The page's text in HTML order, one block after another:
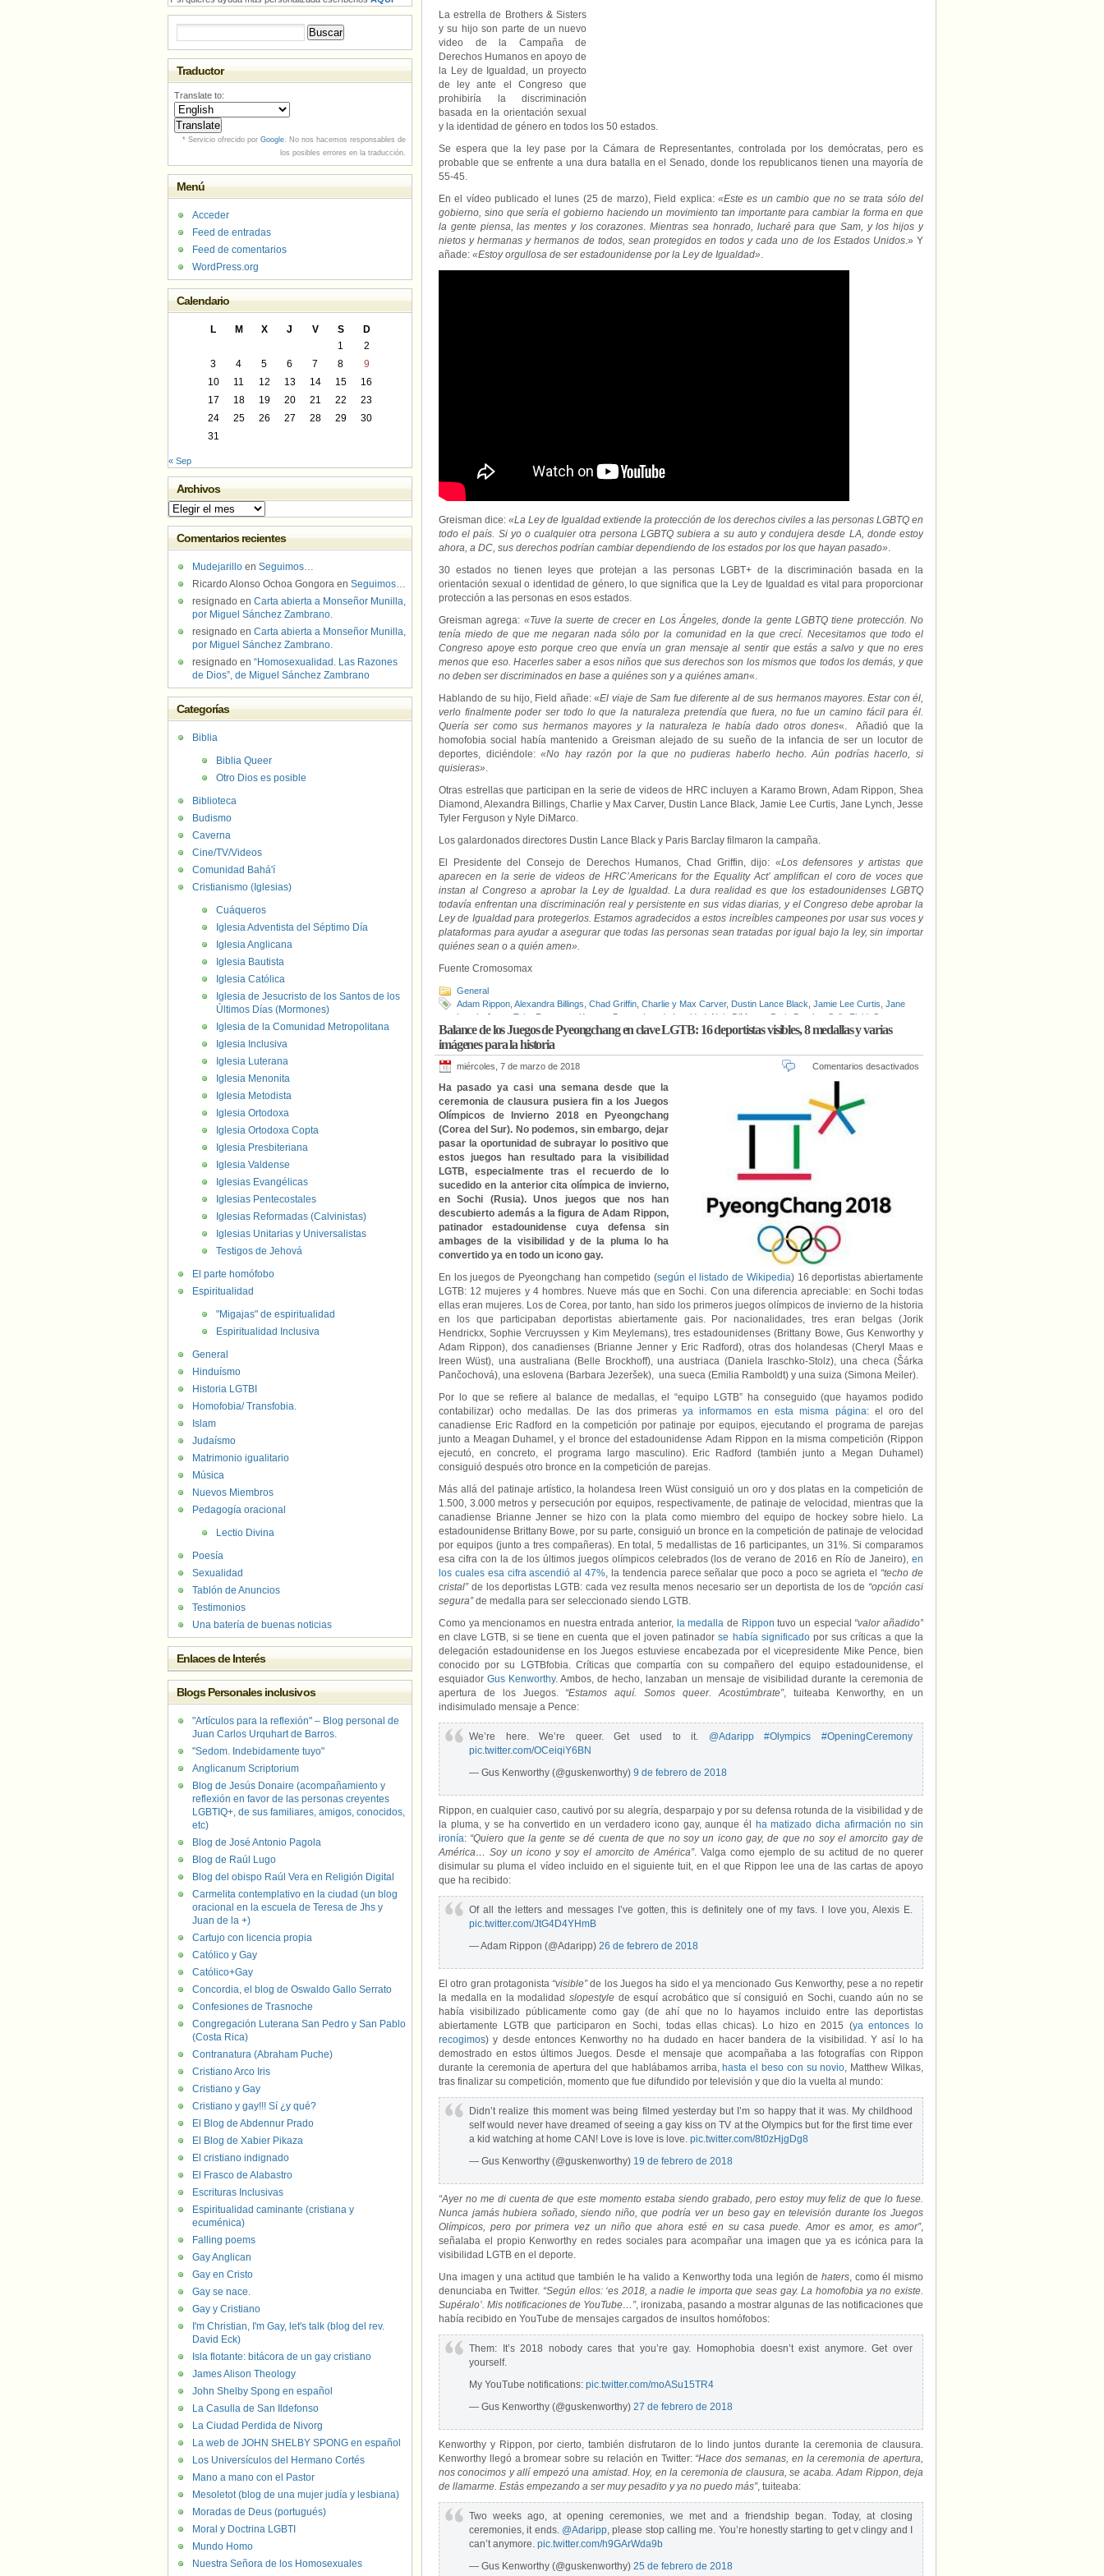
La estrella de Brothers & Sisters
y su hijo son parte de un nuevo
video de la Campaña de
Derechos Humanos en apoyo de
la Ley de Igualdad, un proyecto
de ley ante el Congreso que
prohibiría la discriminación
basada en la orientación sexual
y la identidad de género en todos los 50 estados.
Se espera que la ley pase por la Cámara de Representantes, controlada por los demócratas, pero es
probable que se enfrente a una dura batalla en el Senado, donde los republicanos tienen una mayoría de
55-45.
En el vídeo publicado el lunes (25 de marzo), Field explica: «Este es un cambio que no se trata sólo del
gobierno, sino que sería el gobierno haciendo un movimiento tan importante para cambiar la forma en que
la gente piensa, las mentes y los corazones.Mientras sea honrado, lucharé para que Sam, y los hijos y
nietos y hermanas y hermanos de todos, sean protegidos en todos y cada uno de los Estados Unidos.» Y
añade: «Estoy orgullosa de ser estadounidense por la Ley de Igualdad».
Greisman dice: «La Ley de Igualdad extiende la protección de los derechos civiles a las personas LGBTQ en
todo el país. Si yo o cualquier otra persona LGBTQ subiera a su auto y condujera desde LA, donde estoy
ahora, a DC, sus derechos podrían cambiar dependiendo de los estados por los que hayan pasado».
30 estados no tienen leyes que protejan a las personas LGBT+ de la discriminación basada en la
orientación sexual o identidad de género, lo que significa que la Ley de Igualdad es vital para proporcionar
protección a las personas en esos estados.
Greisman agrega: «Tuve la suerte de crecer en Los Ángeles, donde la gente LGBTQ tiene protección. No
tenía miedo de que me negaran nada sólo por la comunidad en la que crecí. Necesitamos que todo el
Congreso apoye esto porque creo que envía un gran mensaje al sentir que estás a salvo y que no eres
menos que eso. Hacerles saber a esos niños que sus derechos son los mismos que todos los demás, y que
no deben ser discriminados en base a quiénes son y a quiénes aman«.
Hablando de su hijo, Field añade: «El viaje de Sam fue diferente al de sus hermanos mayores.Estar con él,
verlo finalmente poder ser todo lo que la naturaleza pretendía que fuera, no fue un camino fácil para él.
Quería ser como sus hermanos mayores y la naturaleza le había dado otros dones«. Añadió que la
homofobia social había mantenido a Greisman alejado de su sueño de la infancia de ser un locutor de
deportes, diciéndole:«No hay razón por la que no pudieras haberlo hecho. Aún podrías hacerlo, si
quisieras».
Otras estrellas que participan en la serie de videos de HRC incluyen a Karamo Brown, Adam Rippon, Shea
Diamond, Alexandra Billings, Charlie y Max Carver, Dustin Lance Black, Jamie Lee Curtis, Jane Lynch, Jesse
Tyler Ferguson y Nyle DiMarco.
Los galardonados directores Dustin Lance Black y Paris Barclay filmaron la campaña.
El Presidente del Consejo de Derechos Humanos, Chad Griffin, dijo: «Los defensores y artistas que
aparecen en la serie de videos de HRC’Americans for the Equality Act’ amplifican el coro de voces que
instan al Congreso a aprobar la Ley de Igualdad. La dura realidad es que los estadounidenses LGBTQ
todavía enfrentan una discriminación real y persistente en sus vidas diarias, y el Congreso debe aprobar la
Ley de Igualdad para protegerlos. Estamos agradecidos a estos increíbles campeones por usar sus voces y
plataformas para ayudar a asegurar que todas las personas sean tratadas por igual bajo la ley, sin importar
quiénes sean o a quién amen».
Fuente Cromosomax
General
Adam Rippon Alexandra Billings Chad Griffin Charlie y Max Carver, Dustin Lance Black Jamie Lee Curtis Jane
Lynch
Jesse Tyler Ferguson Karamo Brown Ley de Igualdad Nyle DiMarco Paris Barclay Sally Field Sam
Greisman,Shea Diamond
Balance de los Juegos de Pyeongchang en clave LGTB: 16 deportistas visibles, 8 medallas y varias
imágenes para la historia
miércoles, 7 de marzo de 2018 Comentarios desactivados
Ha pasado ya casi una semana desde que la
ceremonia de clausura pusiera fin a los Juegos
Olímpicos de Invierno 2018 en Pyeongchang
(Corea del Sur). No podemos, sin embargo, dejar
pasar la oportunidad de subrayar lo positivo que
estos juegos han resultado para la visibilidad
LGTB, especialmente tras el recuerdo de lo
sucedido en la anterior cita olímpica de invierno,
en Sochi (Rusia). Unos juegos que nos han
descubierto además a la figura de Adam Rippon,
patinador estadounidense cuya defensa sin
ambages de la visibilidad y de la pluma lo ha
convertido ya en todo un icono gay.
En los juegos de Pyeongchang han competido (según el listado de Wikipedia) 16 deportistas abiertamente
LGTB: 12 mujeres y 4 hombres. Nueve más que en Sochi. Con una diferencia apreciable: en Sochi todas
ellas eran mujeres. Los de Corea, por tanto, han sido los primeros juegos olímpicos de invierno de la historia
en los que participaban deportistas abiertamente gais. Por nacionalidades, tres eran belgas (Jorik
Hendrickx, Sophie Vercruyssen y Kim Meylemans), tres estadounidenses (Brittany Bowe, Gus Kenworthy y
Adam Rippon), dos canadienses (Brianne Jenner y Eric Radford), otras dos holandesas (Cheryl Maas e
Ireen Wüst), una australiana (Belle Brockhoff), una austriaca (Daniela Iraschko-Stolz), una checa (Šárka
Pančochová), una eslovena (Barbara Jezeršek), una sueca (Emilia Ramboldt) y una suiza (Simona Meiler).
Por lo que se refiere al balance de medallas, el “equipo LGTB” ha conseguido (que hayamos podido
contabilizar) ocho medallas. De las dos primeras ya informamos en esta misma página: el oro del
canadiense Eric Radford en la competición por patinaje por equipos, ejecutando el programa de parejas
junto a Meagan Duhamel, y el bronce del estadounidense Adam Rippon en la misma competición (Rippon
ejecutó, en concreto, el programa largo masculino). Eric Radford (también junto a Megan Duhamel)
consiguió después otro bronce en la competición de parejas.
Más allá del patinaje artístico, la holandesa Ireen Wüst consiguió un oro y dos platas en la competición de
1.500, 3.000 metros y persecución por equipos, respectivamente, de patinaje de velocidad, mientras que la
canadiense Brianne Jenner se hizo con la plata como miembro del equipo de hockey sobre hielo. La
estadounidense Brittany Bowe, por su parte, consiguió un bronce en la competición de patinaje de velocidad
por equipos (junto a tres compañeras). En total, 5 medallistas de 16 participantes, un 31%. Si comparamos
esa cifra con la de los últimos juegos olímpicos celebrados (los de verano de 2016 en Río de Janeiro), en
los cuales esa cifra ascendió al 47%, la tendencia parece señalar que poco a poco se agrieta el “techo de
cristal”de los deportistas LGTB: cada vez resulta menos necesario ser un deportista de los de “opción casi
segura”de medalla para ser seleccionado siendo LGTB.
Como ya mencionamos en nuestra entrada anterior, la medalla de Rippon tuvo un especial “valor añadido”
en clave LGTB, si se tiene en cuenta que el joven patinadorse había significadopor sus críticas a que la
delegación estadounidense en los Juegos estuviese encabezada por el vicepresidente Mike Pence, bien
conocido por su LGTBfobia. Críticas que compartía con su compañero del equipo estadounidense, el
esquiadorGus Kenworthy. Ambos, de hecho, lanzaban un mensaje de visibilidad durante la ceremonia de
apertura de los Juegos. “Estamos aquí. Somos queer. Acostúmbrate”, tuiteaba Kenworthy, en un
indisimulado mensaje a Pence:
We’re here. We’re queer. Get used to it. @Adaripp #Olympics
#OpeningCeremony
pic.twitter.com/OCeiqiY6BN
— Gus Kenworthy (@guskenworthy) 9 de febrero de 2018
Rippon, en cualquier caso, cautivó por su alegría, desparpajo y por su defensa rotunda de la visibilidad y de
la pluma, y se ha convertido en un verdadero icono gay, aunque él
ha matizado dicha afirmación no sin
ironía: “Quiero que la gente se dé cuenta de que no soy un icono gay, de que no soy el amorcito gay de
América… Soy un icono y soy el amorcito de América”. Valga como ejemplo de su actitud de no querer
disimular su pluma el vídeo incluido en el siguiente tuit, en el que Rippon lee una de las cartas de apoyo
que ha recibido:
Of all the letters and messages I’ve gotten, this is definitely one of my favs. I love you, Alexis E.
pic.twitter.com/JtG4D4YHmB
— Adam Rippon (@Adaripp) 26 de febrero de 2018
El otro gran protagonista“visible”de los Juegos ha sido el ya mencionado Gus Kenworthy, pese a no repetir
la medalla en la modalidad slopestylede esquí acrobático que sí consiguió en Sochi, cuando aún no se
había visibilizado públicamente como gay (de ahí que no lo hayamos incluido entre las deportistas
abiertamente LGTB que participaron en Sochi, todas ellas chicas). Lo hizo en 2015 (ya entonces lo
recogimos) y desde entonces Kenworthy no ha dudado en hacer bandera de la visibilidad. Y así lo ha
demostrado en estos últimos Juegos. Desde el mensaje que acompañaba a las fotografías con Rippon
durante la ceremonia de apertura del que hablábamos arriba, hasta el beso con su novio, Matthew Wilkas,
tras finalizar su competición, momento que fue difundido por televisión y que dio la vuelta al mundo:
Didn’t realize this moment was being filmed yesterday but I’m so happy that it was. My childhood
self would never have dreamed of seeing a gay kiss on TV at the Olympics but for the first time ever
a kid watching at home CAN! Love is love is love. pic.twitter.com/8t0zHjgDg8
— Gus Kenworthy (@guskenworthy) 19 de febrero de 2018
“Ayer no me di cuenta de que este momento estaba siendo grabado, pero estoy muy feliz de que lo fuese.
Nunca jamás hubiera soñado, siendo niño, que podría ver un beso gay en televisión durante los Juegos
Olímpicos, pero por primera vez un niño que ahora esté en su casa puede. Amor es amor, es amor”,
señalaba el propio Kenworthy en redes sociales para acompañar una imagen que ya es icónica para la
visibilidad LGTB en el deporte.
Una imagen y una actitud que también le ha valido a Kenworthy toda una legión de haters, como él mismo
denunciaba en Twitter. “Según ellos: ‘es 2018, a nadie le importa que seas gay. La homofobia ya no existe.
Supéralo’. Mis notificaciones de YouTube…”, ironizaba, pasando a mostrar algunas de las notificaciones que
había recibido en YouTube de mensajes cargados de insultos homófobos:
Them: It’s 2018 nobody cares that you’re gay. Homophobia doesn’t exist anymore. Get over
yourself.
My YouTube notifications: pic.twitter.com/moASu15TR4
— Gus Kenworthy (@guskenworthy) 27 de febrero de 2018
Kenworthy y Rippon, por cierto, también disfrutaron de lo lindo juntos durante la ceremonia de clausura.
Kenworthy llegó a bromear sobre su relación en Twitter: “Hace dos semanas, en la ceremonia de apertura,
nos conocimos y allí empezó una amistad. Hoy, en la ceremonia de clausura, se acaba. Adam Rippon, deja
de llamarme. Estás empezando a ser muy pesadito y ya no puedo más”, tuiteaba:
Two weeks ago, at opening ceremonies, we met and a friendship began. Today, at closing
ceremonies, it ends. @Adaripp, please stop calling me. You’re honestly starting to get v clingy and I
can’t anymore. pic.twitter.com/h9GArWda9b
— Gus Kenworthy (@guskenworthy) 25 de febrero de 2018
Traductor
Translate to:
* Servicio ofrecido por Google. No nos hacemos responsables de
los posibles errores en la traducción.
Menú
Acceder
Feed de entradas
Feed de comentarios
WordPress.org
Calendario
L M X J V S
D
1
2
3
4 5 6 7 8
9
10
11 12 13 14 15
16
17
18 19 20 21 22
23
24
25 26 27 28 29
30
31
« Sep
Archivos
Archivos
Comentarios recientes
Mudejarillo en Seguimos…
Ricardo Alonso Ochoa Gongora en Seguimos…
resignado en Carta abierta a Monseñor Munilla,
por Miguel Sánchez Zambrano.
resignado en Carta abierta a Monseñor Munilla,
por Miguel Sánchez Zambrano.
resignado en “Homosexualidad. Las Razones
de Dios”, de Miguel Sánchez Zambrano
Categorías
Biblia
Biblia Queer
Otro Dios es posible
Biblioteca
Budismo
Caverna
Cine/TV/Videos
Comunidad Bahá'í
Cristianismo (Iglesias)
Cuáqueros
Iglesia Adventista del Séptimo Día
Iglesia Anglicana
Iglesia Bautista
Iglesia Católica
Iglesia de Jesucristo de los Santos de los
Últimos Días (Mormones)
Iglesia de la Comunidad Metropolitana
Iglesia Inclusiva
Iglesia Luterana
Iglesia Menonita
Iglesia Metodista
Iglesia Ortodoxa
Iglesia Ortodoxa Copta
Iglesia Presbiteriana
Iglesia Valdense
Iglesias Evangélicas
Iglesias Pentecostales
Iglesias Reformadas (Calvinistas)
Iglesias Unitarias y Universalistas
Testigos de Jehová
El parte homófobo
Espiritualidad
"Migajas" de espiritualidad
Espiritualidad Inclusiva
General
Hinduísmo
Historia LGTBI
Homofobia/ Transfobia.
Islam
Judaísmo
Matrimonio igualitario
Música
Nuevos Miembros
Pedagogía oracional
Lectio Divina
Poesía
Sexualidad
Tablón de Anuncios
Testimonios
Una batería de buenas noticias
Enlaces de Interés
Blogs Personales inclusivos
"Artículos para la reflexión" – Blog personal de
Juan Carlos Urquhart de Barros.
"Sedom. Indebidamente tuyo"
Anglicanum Scriptorium
Blog de Jesús Donaire (acompañamiento y
reflexión en favor de las personas creyentes
LGBTIQ+, de sus familiares, amigos, conocidos,
etc)
Blog de José Antonio Pagola
Blog de Raúl Lugo
Blog del obispo Raúl Vera en Religión Digital
Carmelita contemplativo en la ciudad (un blog
oracional en la escuela de Teresa de Jhs y
Juan de la +)
Cartujo con licencia propia
Católico y Gay
Católico+Gay
Concordia, el blog de Oswaldo Gallo Serrato
Confesiones de Trasnoche
Congregación Luterana San Pedro y San Pablo
(Costa Rica)
Contranatura (Abraham Puche)
Cristiano Arco Iris
Cristiano y Gay
Cristiano y gay!!! Sí ¿y qué?
El Blog de Abdennur Prado
El Blog de Xabier Pikaza
El cristiano indignado
El Frasco de Alabastro
Escrituras Inclusivas
Espiritualidad caminante (cristiana y
ecuménica)
Falling poems
Gay Anglican
Gay en Cristo
Gay se nace.
Gay y Cristiano
I'm Christian, I'm Gay, let's talk (blog del rev.
David Eck)
Isla flotante: bitácora de un gay cristiano
James Alison Theology
John Shelby Spong en español
La Casulla de San Ildefonso
La Ciudad Perdida de Nivorg
La web de JOHN SHELBY SPONG en español
Los Universículos del Hermano Cortés
Mano a mano con el Pastor
Mesoletot (blog de una mujer judía y lesbiana)
Moradas de Deus (portugués)
Moral y Doctrina LGBTI
Mundo Homo
Nuestra Señora de los Homosexuales